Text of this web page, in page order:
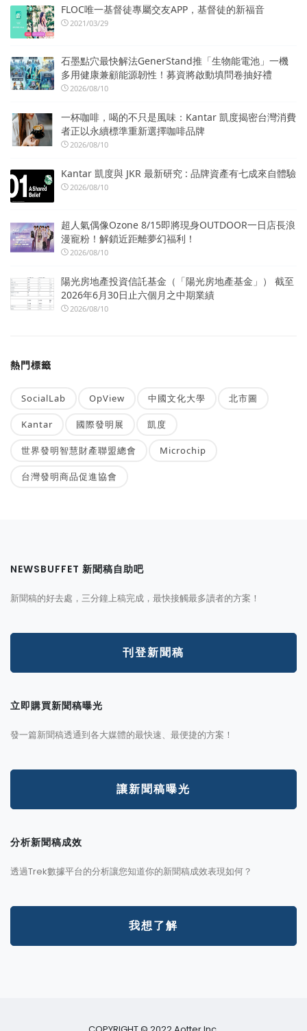
FLOC唯一基督徒專屬交友APP，基督徒的新福音
2021/03/29
石墨點穴最快解法GenerStand推「生物能電池」一機
多用健康兼顧能源韌性！募資將啟動填問卷抽好禮
2026/08/10
一杯咖啡，喝的不只是風味：Kantar 凱度揭密台灣消費
者正以永續標準重新選擇咖啡品牌
2026/08/10
Kantar 凱度與 JKR 最新研究 : 品牌資產有七成來自體驗
2026/08/10
超人氣偶像Ozone 8/15即將現身OUTDOOR一日店長浪
漫寵粉！解鎖近距離夢幻福利！
2026/08/10
陽光房地產投資信託基金（「陽光房地產基金」） 截至
2026年6月30日止六個月之中期業績
2026/08/10
熱門標籤
SocialLab OpView 中國文化大學 北市圖
Kantar 國際發明展 凱度
世界發明智慧財產聯盟總會 Microchip
台灣發明商品促進協會
NEWSBUFFET 新聞稿自助吧
新聞稿的好去處，三分鐘上稿完成，最快接觸最多讀者的方案！
刊登新聞稿
立即購買新聞稿曝光
發一篇新聞稿透通到各大媒體的最快速、最便捷的方案！
讓新聞稿曝光
分析新聞稿成效
透過Trek數據平台的分析讓您知道你的新聞稿成效表現如何？
我想了解